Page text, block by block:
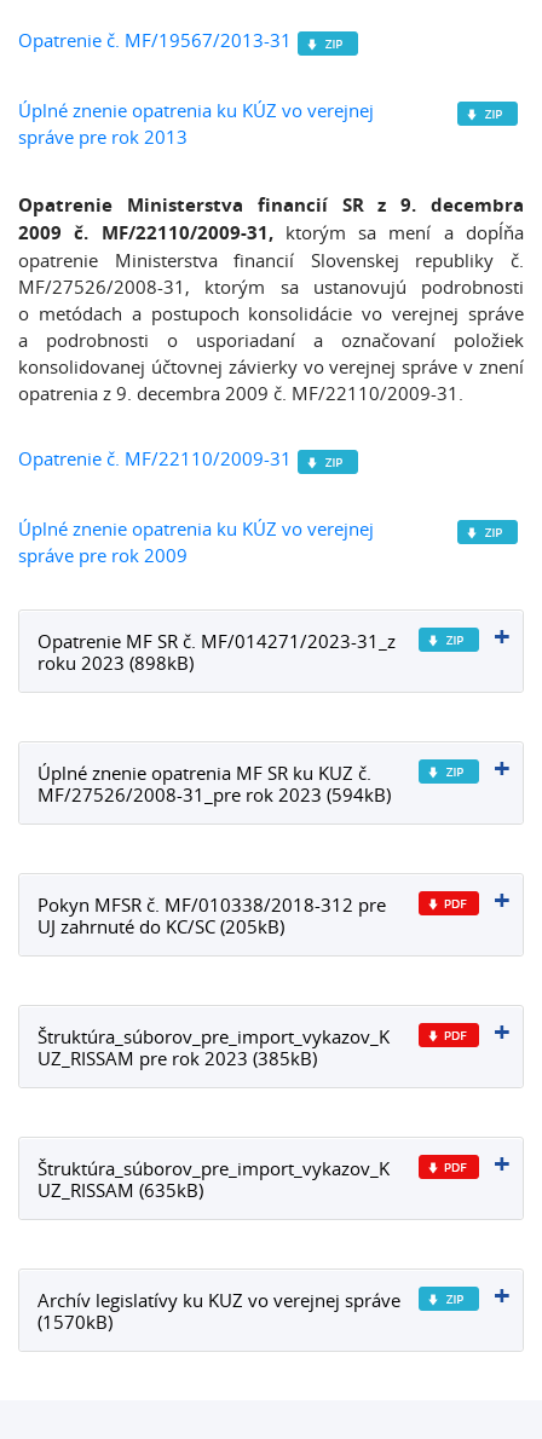
Opatrenie č. MF/19567/2013-31
Úplné znenie opatrenia ku KÚZ vo verejnej
správe pre rok 2013
Opatrenie Ministerstva financií SR z 9. decembra
2009 č. MF/22110/2009-31, ktorým sa mení a dopĺňa
opatrenie Ministerstva financií Slovenskej republiky č.
MF/27526/2008-31, ktorým sa ustanovujú podrobnosti
o metódach a postupoch konsolidácie vo verejnej správe
a podrobnosti o usporiadaní a označovaní položiek
konsolidovanej účtovnej závierky vo verejnej správe v znení
opatrenia z 9. decembra 2009 č. MF/22110/2009-31.
Opatrenie č. MF/22110/2009-31
Úplné znenie opatrenia ku KÚZ vo verejnej
správe pre rok 2009
Opatrenie MF SR č. MF/014271/2023-31_z
roku 2023 (898kB)
Úplné znenie opatrenia MF SR ku KUZ č.
MF/27526/2008-31_pre rok 2023 (594kB)
Pokyn MFSR č. MF/010338/2018-312 pre
UJ zahrnuté do KC/SC (205kB)
Štruktúra_súborov_pre_import_vykazov_K
UZ_RISSAM pre rok 2023 (385kB)
Štruktúra_súborov_pre_import_vykazov_K
UZ_RISSAM (635kB)
Archív legislatívy ku KUZ vo verejnej správe
(1570kB)